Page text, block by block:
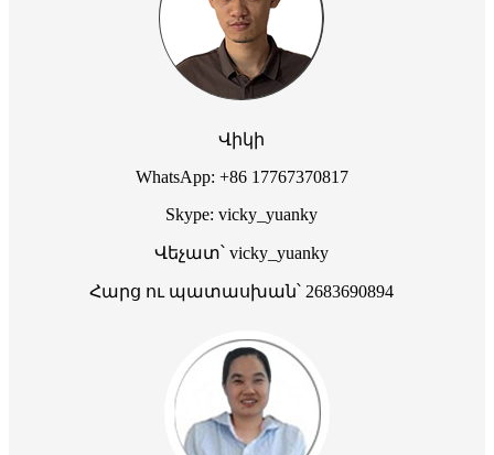
Վիկի
WhatsApp: +86 17767370817
Skype: vicky_yuanky
Վեչատ՝ vicky_yuanky
Հարց ու պատասխան՝ 2683690894